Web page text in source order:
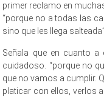
primer reclamo en
“porque no a todas las
sino que les llega
Señala que en cuanto
cuidadoso. “porque no
que no vamos a cumplir.
platicar con ellos, verlos